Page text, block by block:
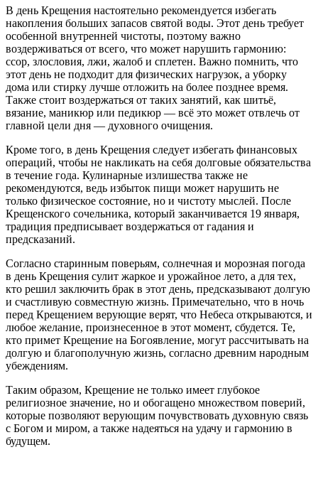
В день Крещения настоятельно рекомендуется избегать
накопления больших запасов святой воды. Этот день требует
особенной внутренней чистоты, поэтому важно
воздерживаться от всего, что может нарушить гармонию:
ссор, злословия, лжи, жалоб и сплетен. Важно помнить, что
этот день не подходит для физических нагрузок, а уборку
дома или стирку лучше отложить на более позднее время.
Также стоит воздержаться от таких занятий, как шитьё,
вязание, маникюр или педикюр — всё это может отвлечь от
главной цели дня — духовного очищения.
Кроме того, в день Крещения следует избегать финансовых
операций, чтобы не накликать на себя долговые обязательства
в течение года. Кулинарные излишества также не
рекомендуются, ведь избыток пищи может нарушить не
только физическое состояние, но и чистоту мыслей. После
Крещенского сочельника, который заканчивается 19 января,
традиция предписывает воздержаться от гадания и
предсказаний.
Согласно старинным поверьям, солнечная и морозная погода
в день Крещения сулит жаркое и урожайное лето, а для тех,
кто решил заключить брак в этот день, предсказывают долгую
и счастливую совместную жизнь. Примечательно, что в ночь
перед Крещением верующие верят, что Небеса открываются, и
любое желание, произнесенное в этот момент, сбудется. Те,
кто примет Крещение на Богоявление, могут рассчитывать на
долгую и благополучную жизнь, согласно древним народным
убеждениям.
Таким образом, Крещение не только имеет глубокое
религиозное значение, но и обогащено множеством поверий,
которые позволяют верующим почувствовать духовную связь
с Богом и миром, а также надеяться на удачу и гармонию в
будущем.